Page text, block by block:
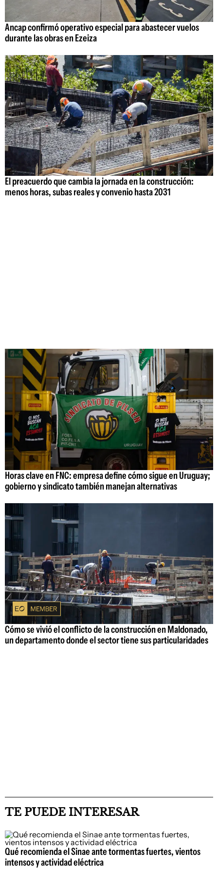
Ancap confirmó operativo especial para abastecer vuelos
durante las obras en Ezeiza
El preacuerdo que cambia la jornada en la construcción:
menos horas, subas reales y convenio hasta 2031
Horas clave en FNC: empresa define cómo sigue en Uruguay;
gobierno y sindicato también manejan alternativas
Cómo se vivió el conflicto de la construcción en Maldonado,
un departamento donde el sector tiene sus particularidades
TE PUEDE INTERESAR
Qué recomienda el Sinae ante tormentas fuertes, vientos
intensos y actividad eléctrica